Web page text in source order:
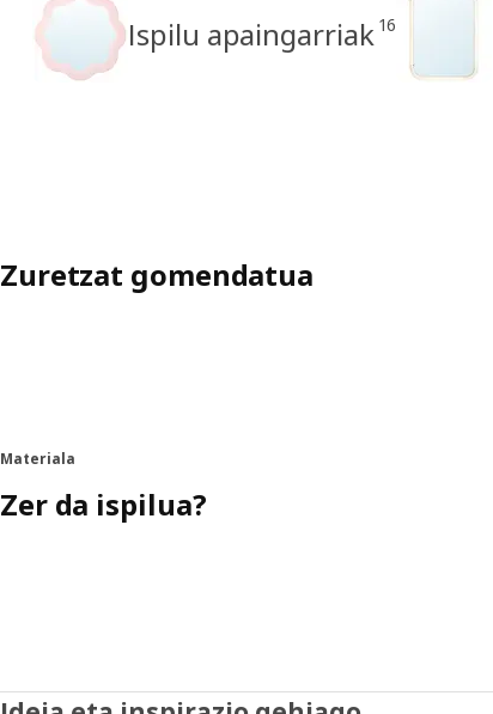
Ispilu apaingarriak 16
Zuretzat gomendatua
Materiala
Zer da ispilua?